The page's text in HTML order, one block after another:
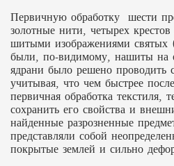
Первичную обработку шести
золотные нити, четырех
шитыми изображениями святых
были, по-видимому, нашиты на
ядрани было решено проводить
учитывая, что чем быстрее
первичная обработка текстиля,
сохранить его свойства и
найденные разрозненные
представляли собой
покрытые землей и сильно